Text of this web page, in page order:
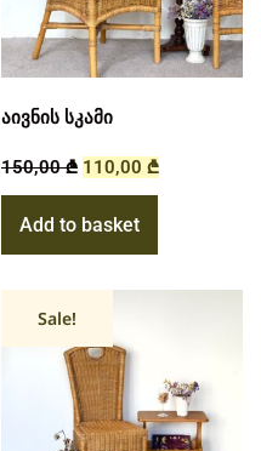
აივნის სკამი
150,00₾ 110,00 ₾
Add to basket
Sale!